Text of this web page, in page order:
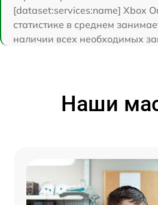
[dataset:services:name] Xbox
статистике в среднем
наличии всех необходимых
Наши